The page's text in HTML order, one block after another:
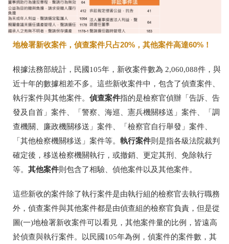
地檢署新收案件，偵查案件只占20%，其他案件高達60%！
根據法務部統計，民國105年，新收案件數為 2,060,088件，與
近十年的數據相差不多。這些新收案件中，包含了偵查案件、
執行案件與其他案件。 偵查案件指的是檢察官偵辦「告訴、告
發及自首」案件、「警察、海巡、憲兵機關移送」案件、「調
查機關、廉政機關移送」案件、「檢察官自行舉發」案件、
「其他檢察機關移送」案件等。 執行案件則是指各級法院裁判
確定後，移送檢察機關執行，或撤銷、更定其刑、免除執行
等。 其他案件則包含了相驗、偵他案件以及其他案件。
這些新收的案件除了執行案件是由執行組的檢察官去執行職務
外，偵查案件與其他案件都是由偵查組的檢察官負責，但是從
圖(一)地檢署新收案件可以看見，其他案件量的比例，皆遠高
於偵查與執行案件。以民國105年為例，偵案件的案件數，其